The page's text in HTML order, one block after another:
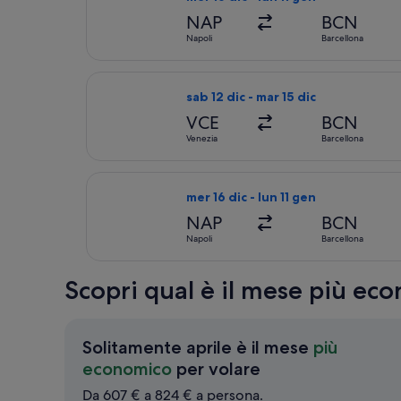
NAP
Napoli
BCN
Barcellona
sab 12 dic - mar 15 dic
VCE
Venezia
BCN
Barcellona
mer 16 dic - lun 11 gen
NAP
Napoli
BCN
Barcellona
Scopri qual è il mese più
Solitamente aprile è il mese più
economico per volare
Da 607 € a 824 € a persona.